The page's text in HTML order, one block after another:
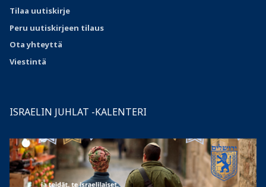
Tilaa uutiskirje
Peru uutiskirjeen tilaus
Otayhteyttä
Viestintä
ISRAELIN JUHLAT -KALENTERI